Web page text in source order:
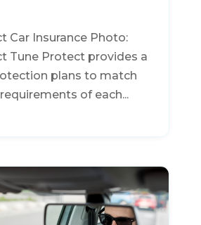
Car Insurance Photo:
Tune Protect provides a
plans to match
of each...